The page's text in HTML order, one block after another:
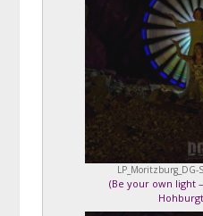
LP_Moritzburg_DG-
(Be your own light